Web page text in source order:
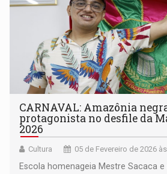
CARNAVAL: Amazônia
protagonista no desfile da
2026
Cultura 05 de Fevereiro de 2026
Escola homenageia Mestre Sacaca